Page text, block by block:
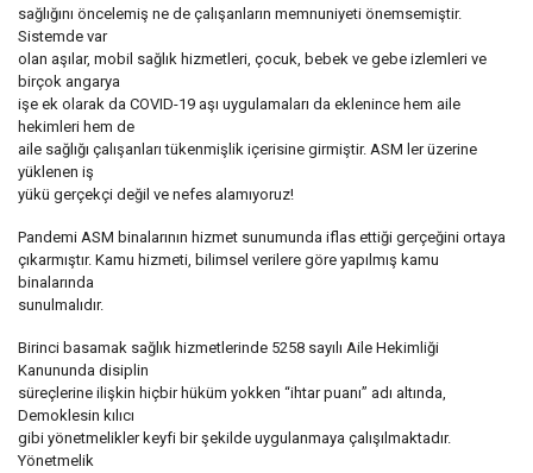
sağlığını öncelemiş ne de çalışanların memnuniyeti önemsemiştir.
Sistemde var
olan aşılar, mobil sağlık hizmetleri, çocuk, bebek ve gebe izlemleri ve
birçok angarya
işe ek olarak da COVID-19 aşı uygulamaları da eklenince hem aile
hekimleri hem de
aile sağlığı çalışanları tükenmişlik içerisine girmiştir. ASM ler üzerine
yüklenen iş
yükü gerçekçi değil ve nefes alamıyoruz!
Pandemi ASM binalarının hizmet sunumunda iflas ettiği gerçeğini ortaya
çıkarmıştır. Kamu hizmeti, bilimsel verilere göre yapılmış kamu
binalarında
sunulmalıdır.
Birinci basamak sağlık hizmetlerinde 5258 sayılı Aile Hekimliği
Kanununda disiplin
süreçlerine ilişkin hiçbir hüküm yokken “ihtar puanı” adı altında,
Demoklesin kılıcı
gibi yönetmelikler keyfi bir şekilde uygulanmaya çalışılmaktadır.
Yönetmelik